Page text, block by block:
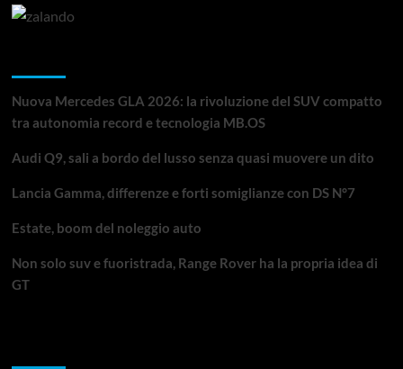
Nuova Mercedes GLA 2026: la rivoluzione del SUV compatto
tra autonomia record e tecnologia MB.OS
Audi Q9, sali a bordo del lusso senza quasi muovere un dito
Lancia Gamma, differenze e forti somiglianze con DS N°7
Estate, boom del noleggio auto
Non solo suv e fuoristrada, Range Rover ha la propria idea di
GT